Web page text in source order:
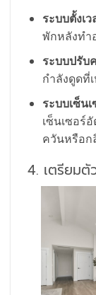
ระบบตั้งเว
พักหลังทำ
ระบบปรับ
กำลังดูดที่
ระบบเซ็น
เซ็นเซอร์
ควันหรือก
4. เตรียม